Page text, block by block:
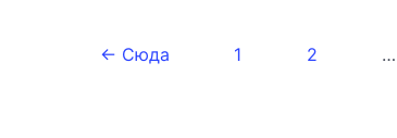
← Сюда 1 2 …